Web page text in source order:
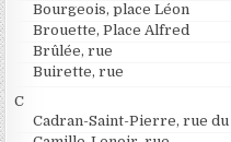
Bourgeois, place Léon
Brouette, Place Alfred
Brûlée, rue
Buirette, rue
C
Cadran-Saint-Pierre, rue du